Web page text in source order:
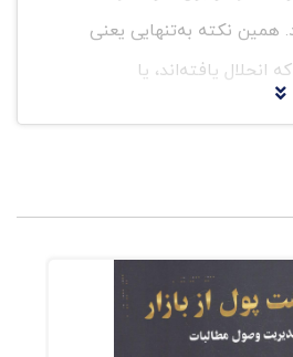
همین نکته به‌تنهایی یعنی
انحلال یافته‌اند، یا
بازگردیم. چه قیمتی را
نوین بخوانیم که با یک
در هر بازاری دو احمق
محصول خود را خیلی کم